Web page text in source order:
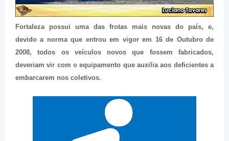
Fortaleza possui uma das frotas mais novas do país, e,
devido a norma que entrou em vigor em 16 de Outubro de
2008, todos os veículos novos que fossem fabricados,
deveriam vir com o equipamento que auxilia aos deficientes a
embarcarem nos coletivos.